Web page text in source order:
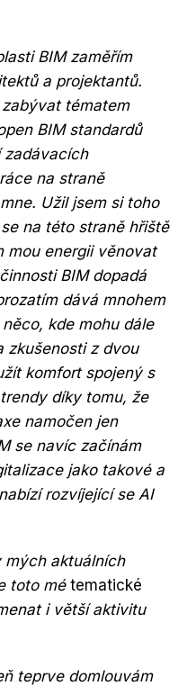
BIM zaměřím
a projektantů.
tématem
BIM standardů
zadávacích
na straně
Užil jsem si toho
na této straně hřiště
mou energii věnovat
BIM dopadá
dává mnohem
kde mohu dále
zkušenosti z dvou
komfort spojený s
díky tomu, že
namočen jen
se navíc začínám
jako takové a
rozvíjející se AI
mých aktuálních
toto mé tematické
i větší aktivitu
teprve domlouvám